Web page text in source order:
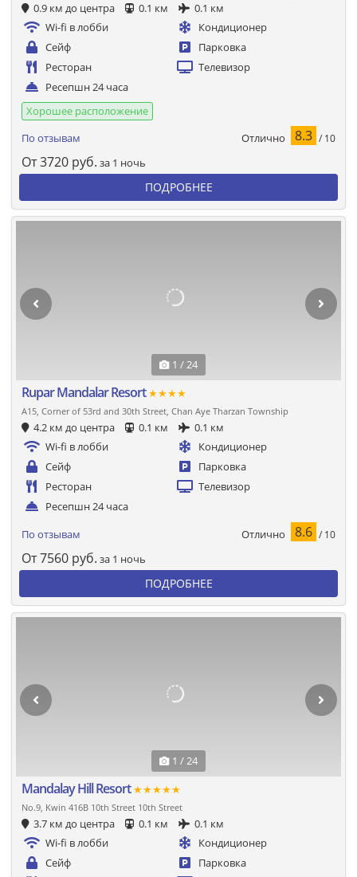
0.9 км до центра 0.1 км
0.1 км
Wi-fi в лобби
Кондиционер
Сейф
Парковка
Ресторан
Телевизор
Ресепшн 24 часа
Хорошее расположение
По отзывам
Отлично 8.3 / 10
От3720 руб. за 1 ночь
ПОДРОБНЕЕ
1 / 24
Rupar Mandalar Resort★★★★
A15, Corner of 53rd and 30th Street, Chan Aye Tharzan Township
4.2 км до центра 0.1 км
0.1 км
Wi-fi в лобби
Кондиционер
Сейф
Парковка
Ресторан
Телевизор
Ресепшн 24 часа
По отзывам Отлично 8.6 / 10
От7560 руб. за 1 ночь
ПОДРОБНЕЕ
1 / 24
Mandalay Hill Resort★★★★★
No.9, Kwin 416B 10th Street 10th Street
3.7 км до центра 0.1 км
0.1 км
Wi-fi в лобби
Кондиционер
Сейф
Парковка